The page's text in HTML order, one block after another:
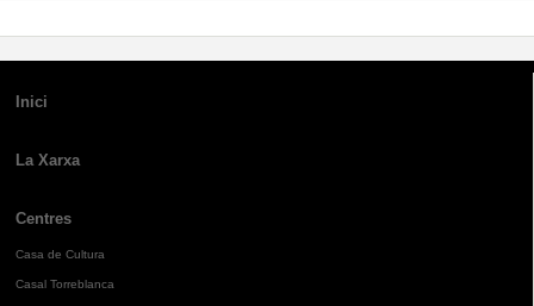
Inici
La Xarxa
Centres
Casa de Cultura
Casal Torreblanca